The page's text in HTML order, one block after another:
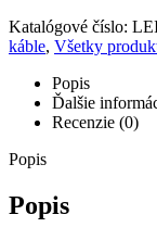
Katalógové číslo:
káble, Všetky
Popis
Ďalšie
Recenzie (0)
Popis
Popis